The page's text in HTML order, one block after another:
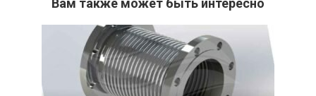
Вам также может быть интересно